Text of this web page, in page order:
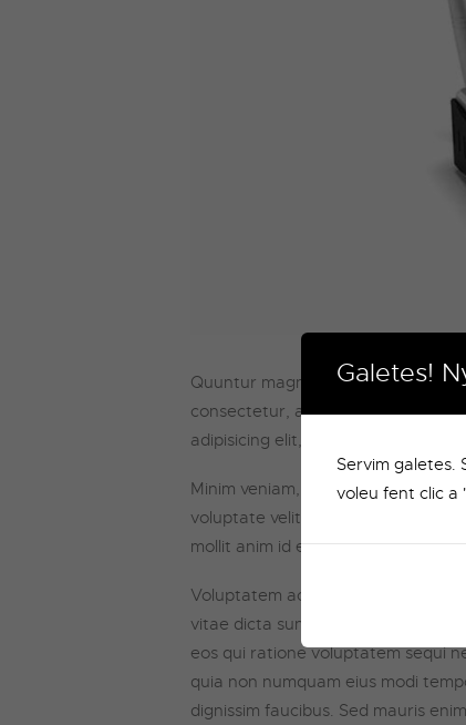
Quuntur magni dolores eos qui
consectetur, adipisci velit, sed
adipisicing elit, sed do eiusmod
Minim veniam, quis nostrud
voluptate velit esse cillum dolore
mollit anim id est laborum. Sed ut
Voluptatem accusantium
vitae dicta sunt explicabo. Nemo
eos qui ratione voluptatem sequi
quia non numquam eius modi
dignissim faucibus. Sed mauris
Galetes!
Servim galetes.
voleu fent clic a